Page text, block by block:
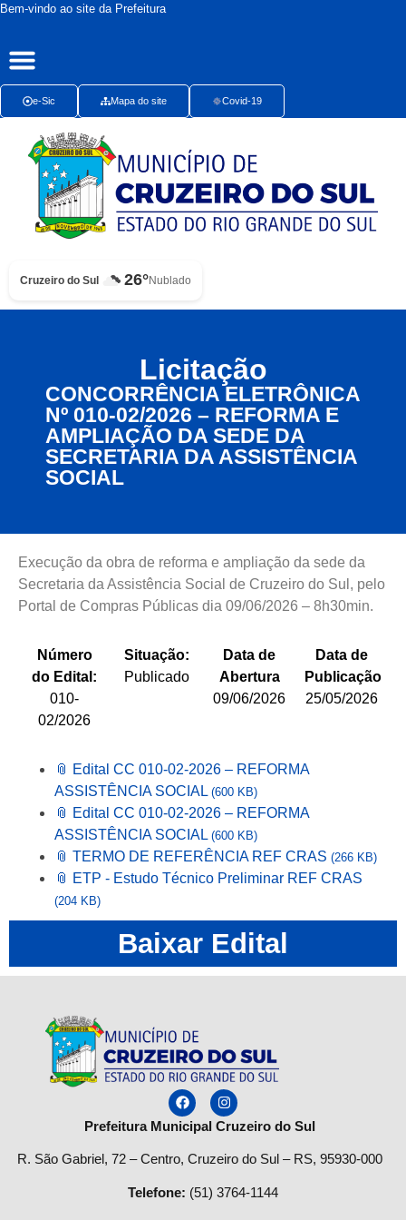
Bem-vindo ao site da Prefeitura
e-Sic Mapa do site Covid-19
Cruzeiro do Sul 26°Nublado
Licitação
CONCORRÊNCIA ELETRÔNICA
Nº 010-02/2026 – REFORMA E
AMPLIAÇÃO DA SEDE DA
SECRETARIA DA ASSISTÊNCIA
SOCIAL
Execução da obra de reforma e ampliação da sede da
Secretaria da Assistência Social de Cruzeiro do Sul, pelo
Portal de Compras Públicas dia 09/06/2026 – 8h30min.
Número
do Edital:
010-
02/2026
Situação:
Publicado
Data de
Abertura
09/06/2026
Data de
Publicação
25/05/2026
📎 Edital CC 010-02-2026 – REFORMA
ASSISTÊNCIA SOCIAL (600 KB)
📎 Edital CC 010-02-2026 – REFORMA
ASSISTÊNCIA SOCIAL (600 KB)
📎 TERMO DE REFERÊNCIA REF CRAS (266 KB)
📎 ETP - Estudo Técnico Preliminar REF CRAS
(204 KB)
Baixar Edital
Prefeitura Municipal Cruzeiro do Sul
R. São Gabriel, 72 – Centro, Cruzeiro do Sul – RS, 95930-000
Telefone: (51) 3764-1144